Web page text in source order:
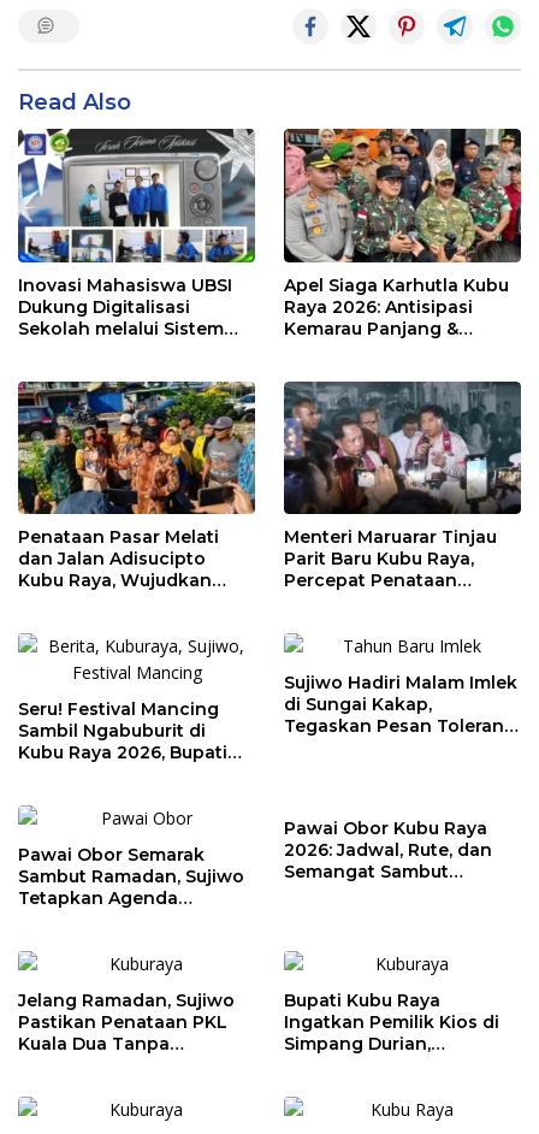
Read Also
Inovasi Mahasiswa UBSI
Dukung Digitalisasi
Sekolah melalui Sistem
Apel Siaga Karhutla Kubu
Raya 2026: Antisipasi
Kemarau Panjang &
Penataan Pasar Melati
dan Jalan Adisucipto
Kubu Raya, Wujudkan
Menteri Maruarar Tinjau
Parit Baru Kubu Raya,
Percepat Penataan
Seru! Festival Mancing
Sambil Ngabuburit di
Kubu Raya 2026, Bupati
Sujiwo Hadiri Malam Imlek
di Sungai Kakap,
Tegaskan Pesan Toleransi
Pawai Obor Semarak
Sambut Ramadan, Sujiwo
Tetapkan Agenda
Pawai Obor Kubu Raya
2026: Jadwal, Rute, dan
Semangat Sambut
Jelang Ramadan, Sujiwo
Pastikan Penataan PKL
Kuala Dua Tanpa
Bupati Kubu Raya
Ingatkan Pemilik Kios di
Simpang Durian,